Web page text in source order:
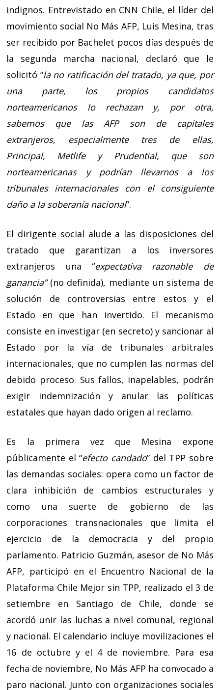
indignos. Entrevistado en CNN Chile, el líder del
movimiento social No Más AFP, Luis Mesina, tras
ser recibido por Bachelet pocos días después de
la segunda marcha nacional, declaró que le
solicitó “la no ratificación del tratado, ya que, por
una parte, los propios candidatos
norteamericanos lo rechazan y, por otra,
sabemos que las AFP son de capitales
extranjeros, especialmente tres de ellas,
Principal, Metlife y Prudential, que son
norteamericanas y podrían llevarnos a los
tribunales internacionales con el consiguiente
daño a la soberanía nacional”.
El dirigente social alude a las disposiciones del
tratado que garantizan a los inversores
extranjeros una “expectativa razonable de
ganancia”(no definida), mediante un sistema de
solución de controversias entre estos y el
Estado en que han invertido. El mecanismo
consiste en investigar (en secreto) y sancionar al
Estado por la vía de tribunales arbitrales
internacionales, que no cumplen las normas del
debido proceso. Sus fallos, inapelables, podrán
exigir indemnización y anular las políticas
estatales que hayan dado origen al reclamo.
Es la primera vez que Mesina expone
públicamente el “efecto candado” del TPP sobre
las demandas sociales: opera como un factor de
clara inhibición de cambios estructurales y
como una suerte de gobierno de las
corporaciones transnacionales que limita el
ejercicio de la democracia y del propio
parlamento. Patricio Guzmán, asesor de No Más
AFP, participó en el Encuentro Nacional de la
Plataforma Chile Mejor sin TPP, realizado el 3 de
setiembre en Santiago de Chile, donde se
acordó unir las luchas a nivel comunal, regional
y nacional. El calendario incluye movilizaciones el
16 de octubre y el 4 de noviembre. Para esa
fecha de noviembre, No Más AFP ha convocado a
paro nacional. Junto con organizaciones sociales